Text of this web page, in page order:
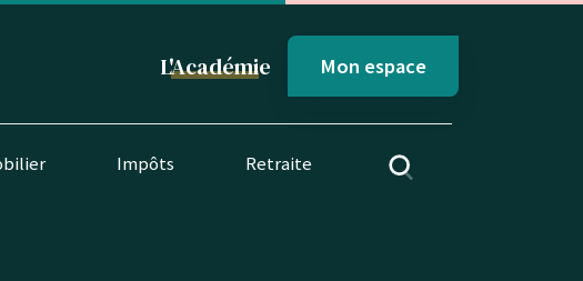
L'Académie Mon espace
Impôts Retraite